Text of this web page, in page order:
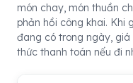
món chay, món thuần
phản hồi công khai. Khi
đang có trong ngày, giá
thức thanh toán nếu đi